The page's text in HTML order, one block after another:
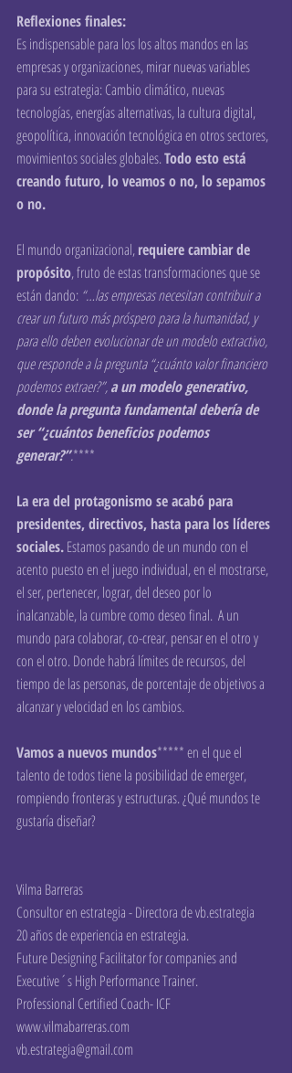
Reflexiones finales:
Es indispensable para los los altos mandos en las
empresas y organizaciones, mirar nuevas variables
para su estrategia: Cambio climático, nuevas
tecnologías, energías alternativas, la cultura digital,
geopolítica, innovación tecnológica en otros sectores,
movimientos sociales globales. Todo esto está
creando futuro, lo veamos o no, lo sepamos
o no.
El mundo organizacional, requiere cambiar de
propósito, fruto de estas transformaciones que se
están dando: “…las empresas necesitan contribuir a
crear un futuro más próspero para la humanidad, y
para ello deben evolucionar de un modelo extractivo,
que responde a la pregunta “¿cuánto valor financiero
podemos extraer?”, a un modelo generativo,
donde la pregunta fundamental debería de
ser “¿cuántos beneficios podemos
generar?”.****
La era del protagonismo se acabó para
presidentes, directivos, hasta para los líderes
sociales. Estamos pasando de un mundo con el
acento puesto en el juego individual, en el mostrarse,
el ser, pertenecer, lograr, del deseo por lo
inalcanzable, la cumbre como deseo final.  A un
mundo para colaborar, co-crear, pensar en el otro y
con el otro. Donde habrá límites de recursos, del
tiempo de las personas, de porcentaje de objetivos a
alcanzar y velocidad en los cambios.
Vamos a nuevos mundos***** en el que el
talento de todos tiene la posibilidad de emerger,
rompiendo fronteras y estructuras. ¿Qué mundos te
gustaría diseñar?
Vilma Barreras
Consultor en estrategia - Directora de vb.estrategia
20 años de experiencia en estrategia.
Future Designing Facilitator for companies and
Executive´s High Performance Trainer.
Professional Certified Coach- ICF
www.vilmabarreras.com
vb.estrategia@gmail.com